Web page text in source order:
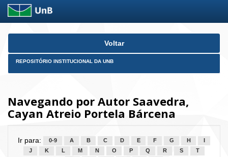
Skip
Voltar
REPOSITÓRIO INSTITUCIONAL DA UNB
Navegando por Autor Saavedra,
Cayan Atreio Portela Bárcena
Ir para: 0-9 A B C D E F G H
J
K L M N O P Q R S
T